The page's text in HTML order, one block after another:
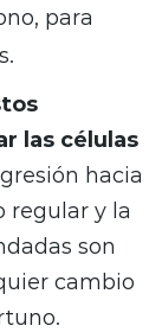
para
las células
hacia
regular y la
son
cambio